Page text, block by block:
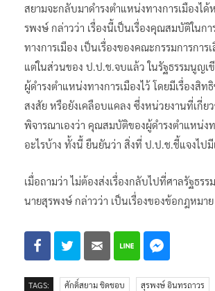
สยามจะกลับมาดำรงตำแหน่งทางการเมืองไ
รพงษ์ กล่าวว่า เรื่องนี้เป็นเรื่องคุณสมบัติในกา
ทางการเมือง เป็นเรื่องของคณะกรรมการการ
แต่ในส่วนของ ป.ป.ช.จบแล้ว ในรัฐธรรมนูญ
ผู้ดำรงตำแหน่งทางการเมืองไว้ โดยมีเรื่องสิท
สงสัย หรือยังเคลือบแคลง ซึ่งหน่วยงานที่เกี่ย
พิจารณาเองว่า คุณสมบัติของผู้ดำรงตำแหน่งท
อะไรบ้าง ทั้งนี้ ยืนยันว่า สิ่งที่ ป.ป.ช.ชี้แจงไป
เมื่อถามว่า ไม่ต้องส่งเรื่องกลับไปที่ศาลรัฐธร
นายสุรพงษ์ กล่าวว่า เป็นเรื่องของข้อกฎหมาย
TAGS: ศักดิ์สยาม ชิดชอบ สุรพงษ์ อินทรถาวร